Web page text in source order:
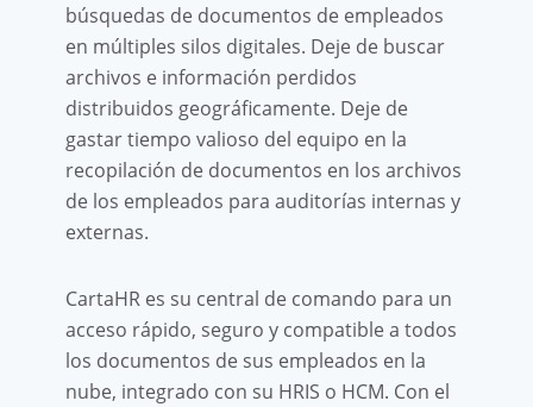
búsquedas de documentos de empleados
en múltiples silos digitales. Deje de buscar
archivos e información perdidos
distribuidos geográficamente. Deje de
gastar tiempo valioso del equipo en la
recopilación de documentos en los archivos
de los empleados para auditorías internas y
externas.
CartaHR es su central de comando para un
acceso rápido, seguro y compatible a todos
los documentos de sus empleados en la
nube, integrado con su HRIS o HCM. Con el